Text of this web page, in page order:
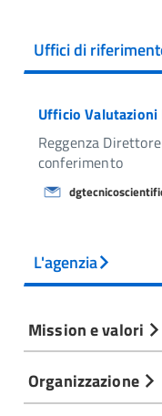
Uffici di
Ufficio Valutazioni
Reggenza
conferimento
L'agenzia
Mission e valori
Organizzazione